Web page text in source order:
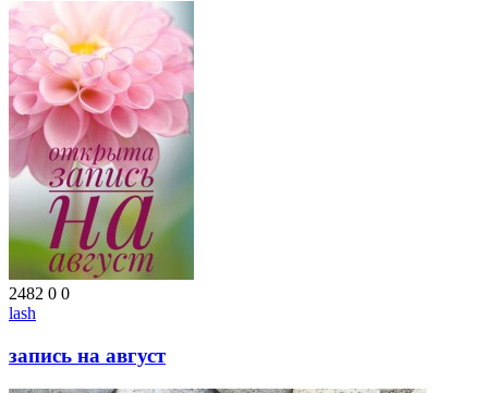
2482 0 0
lash
запись на август